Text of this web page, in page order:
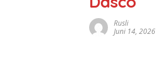
Rusli
Juni 14, 2026